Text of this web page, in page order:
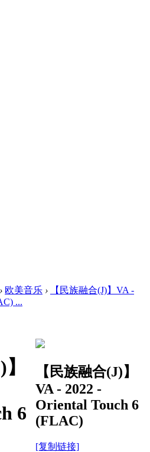
› 欧美音乐 ›
【民族融合(J)】VA -
...
6
【民族融合(J)】
VA - 2022 -
Oriental Touch 6
(FLAC)
[复制链接]